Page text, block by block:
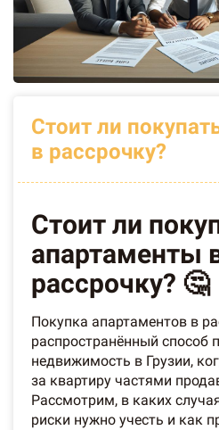
Стоит ли
в рассрочку?
Стоит ли
апартаменты
рассрочку? 🤔
Покупка апартаментов в
распространённый способ
недвижимость в Грузии,
за квартиру частями
Рассмотрим, в каких
риски нужно учесть и как